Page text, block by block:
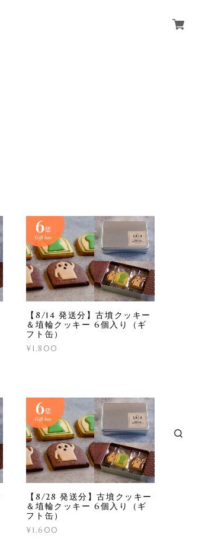
【8/14 発送分】古墳クッキー
＆埴輪クッキー 6個入り（ギ
フト缶）
¥1,800
【8/28 発送分】古墳クッキー
＆埴輪クッキー 6個入り（ギ
フト缶）
¥1,600